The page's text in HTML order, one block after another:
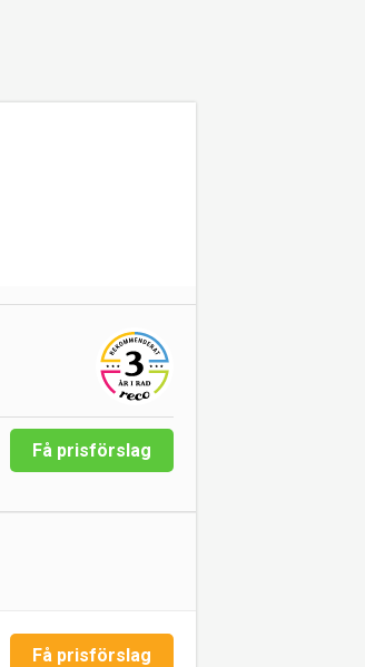
Få prisförslag
Få prisförslag